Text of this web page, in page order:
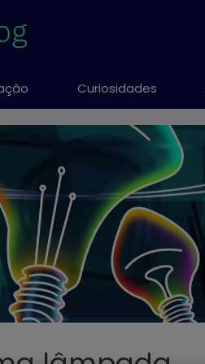
Curiosidades